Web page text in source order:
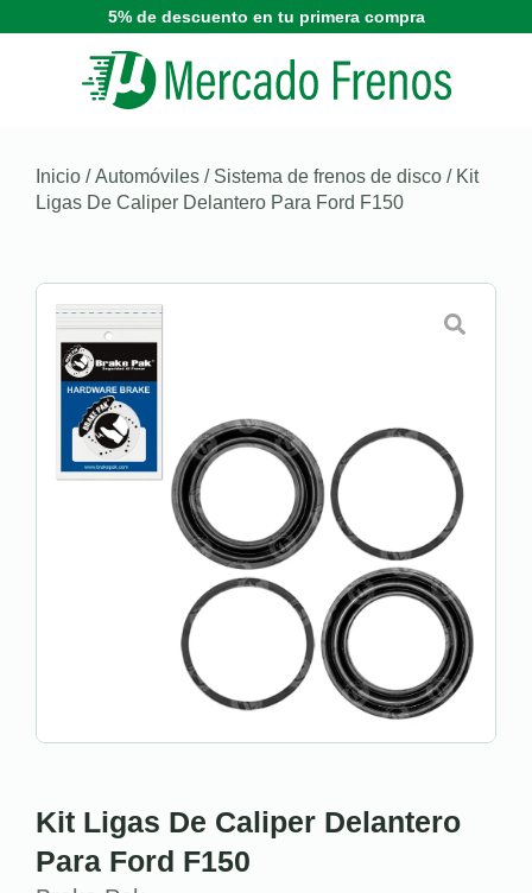
5% de descuento en tu primera compra
Inicio /Automóviles / Sistema de frenos de disco / Kit
Ligas De Caliper Delantero Para Ford F150
Kit Ligas De Caliper Delantero
Para Ford F150